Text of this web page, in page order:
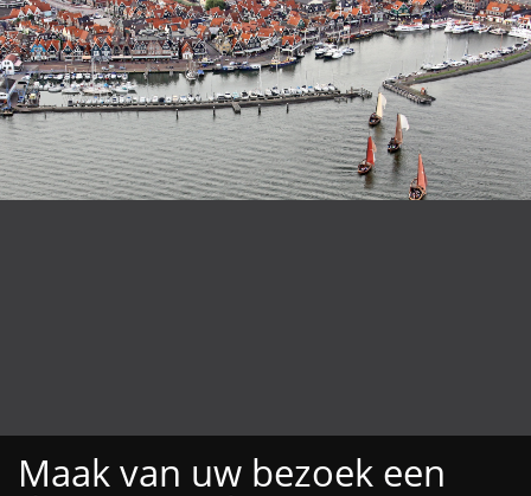
Maak van uw bezoek een